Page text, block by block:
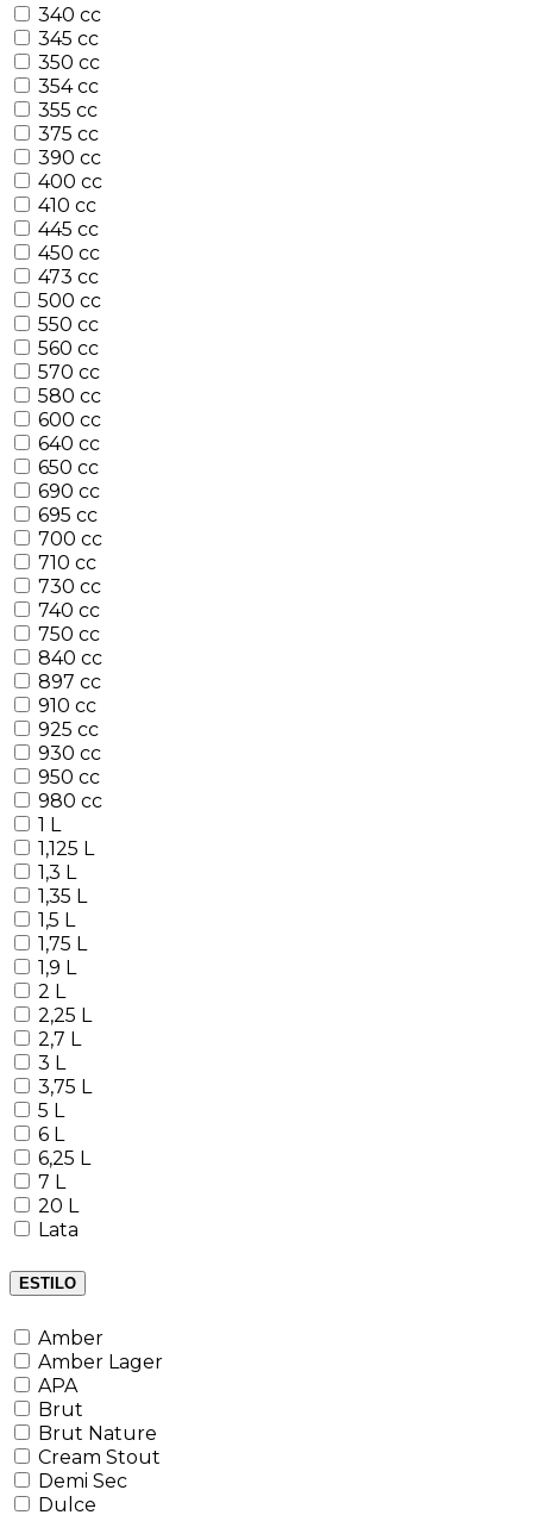
340 cc
345 cc
350 cc
354 cc
355 cc
375 cc
390 cc
400 cc
410 cc
445 cc
450 cc
473 cc
500 cc
550 cc
560 cc
570 cc
580 cc
600 cc
640 cc
650 cc
690 cc
695 cc
700 cc
710 cc
730 cc
740 cc
750 cc
840 cc
897 cc
910 cc
925 cc
930 cc
950 cc
980 cc
1 L
1,125 L
1,3 L
1,35 L
1,5 L
1,75 L
1,9 L
2 L
2,25 L
2,7 L
3 L
3,75 L
5 L
6 L
6,25 L
7 L
20 L
Lata
ESTILO
Amber
Amber Lager
APA
Brut
Brut Nature
Cream Stout
Demi Sec
Dulce